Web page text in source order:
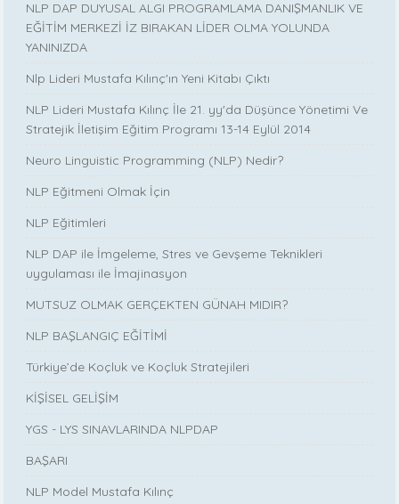
NLP DAP DUYUSAL ALGI PROGRAMLAMA DANIŞMANLIK VE
EĞİTİM MERKEZİ İZ BIRAKAN LİDER OLMA YOLUNDA
YANINIZDA
Nlp Lideri Mustafa Kılınç'ın Yeni Kitabı Çıktı
NLP Lideri Mustafa Kılınç İle 21. yy'da Düşünce Yönetimi Ve
Stratejik İletişim Eğitim Programı 13-14 Eylül 2014
Neuro Linguistic Programming (NLP) Nedir?
NLP Eğitmeni Olmak İçin
NLP Eğitimleri
NLP DAP ile İmgeleme, Stres ve Gevşeme Teknikleri
uygulaması ile İmajinasyon
MUTSUZ OLMAK GERÇEKTEN GÜNAH MIDIR?
NLP BAŞLANGIÇ EĞİTİMİ
Türkiye’de Koçluk ve Koçluk Stratejileri
KİŞİSEL GELİŞİM
YGS - LYS SINAVLARINDA NLPDAP
BAŞARI
NLP Model Mustafa Kılınç